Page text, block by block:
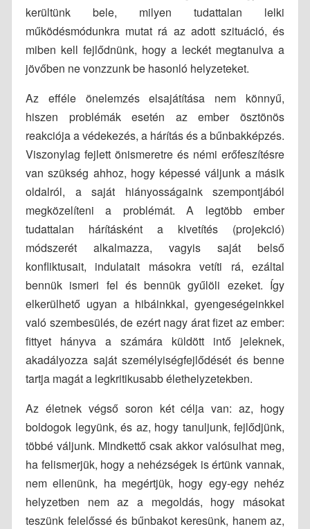
kerültünk bele, milyen tudattalan lelki
működésmódunkra mutat rá az adott szituáció, és
miben kell fejlődnünk, hogy a leckét megtanulva a
jövőben ne vonzzunk be hasonló helyzeteket.
Az efféle önelemzés elsajátítása nem könnyű,
hiszen problémák esetén az ember ösztönös
reakciója a védekezés, a hárítás és a bűnbakképzés.
Viszonylag fejlett önismeretre és némi erőfeszítésre
van szükség ahhoz, hogy képessé váljunk a másik
oldalról, a saját hiányosságaink szempontjából
megközelíteni a problémát. A legtöbb ember
tudattalan hárításként a kivetítés (projekció)
módszerét alkalmazza, vagyis saját belső
konfliktusait, indulatait másokra vetíti rá, ezáltal
bennük ismeri fel és bennük gyűlöli ezeket. Így
elkerülhető ugyan a hibáinkkal, gyengeségeinkkel
való szembesülés, de ezért nagy árat fizet az ember:
fittyet hányva a számára küldött intő jeleknek,
akadályozza saját személyiségfejlődését és benne
tartja magát a legkritikusabb élethelyzetekben.
Az életnek végső soron két célja van: az, hogy
boldogok legyünk, és az, hogy tanuljunk, fejlődjünk,
többé váljunk. Mindkettő csak akkor valósulhat meg,
ha felismerjük, hogy a nehézségek is értünk vannak,
nem ellenünk, ha megértjük, hogy egy-egy nehéz
helyzetben nem az a megoldás, hogy másokat
teszünk felelőssé és bűnbakot keresünk, hanem az,